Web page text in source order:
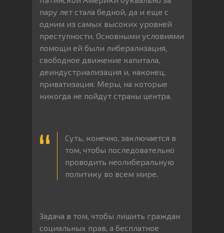
пару лет стала бедной, да и еще с
одним из самых высоких уровней
преступности. Основными условиями
помощи ей были либерализация,
свободное движение капитала,
деиндустриализация и, наконец,
приватизация. Меры, на которые
никогда не пойдут страны центра.
Суть, конечно, заключается в
том, чтобы последовательно
проводить неолиберальную
политику во всем мире.
Задача в том, чтобы лишить граждан
социальных прав, а бесплатное